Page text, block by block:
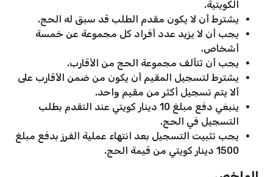
الكويتية.
يشترط أن لا يكون مقدم الطلب قد سبق له الحج.
يجب أن لا يزيد عدد أفراد كل مجموعة عن خمسة
أشخاص.
يجب أن تتألف مجموعة الحج من الأقارب.
يشترط لتسجيل المقيم أن يكون من ضمن الأقارب على
ألا يتم تسجيل أكثر من مقيم واحد.
ينبغي دفع مبلغ 10 دينار كويتي عند التقدم بطلب
التسجيل في الحج.
يجب تثبيت التسجيل بعد انتهاء عملية الفرز بدفع مبلغ
1500 دينار كويتي من قيمة الحج.